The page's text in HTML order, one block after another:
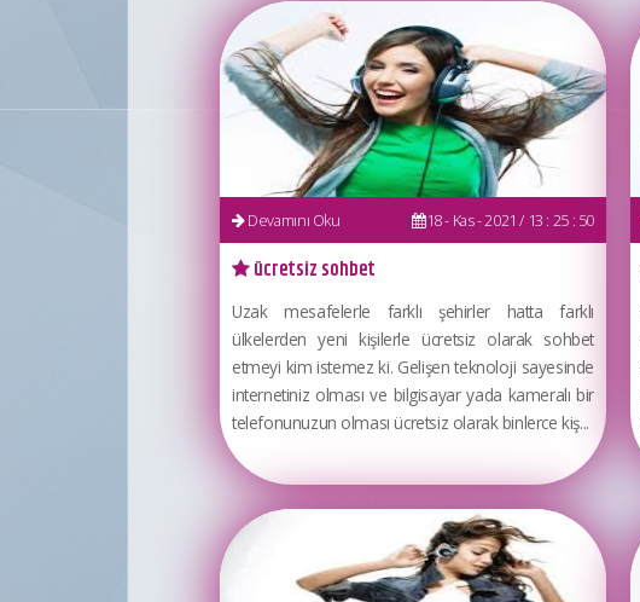
ücretsiz sohbet
Uzak mesafelerle farklı şehirler hatta farklı
ülkelerden yeni kişilerle ücretsiz olarak sohbet
etmeyi kim istemez ki. Gelişen teknoloji sayesinde
internetiniz olması ve bilgisayar yada kameralı bir
telefonunuzun olması ücretsiz olarak binlerce kiş...
Devamını Oku 18 - Kas - 2021 / 13 : 25 : 50